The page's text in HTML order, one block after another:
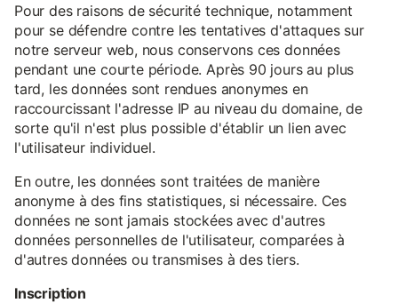
Pour des raisons de sécurité technique, notamment
pour se défendre contre les tentatives d'attaques sur
notre serveur web, nous conservons ces données
pendant une courte période. Après 90 jours au plus
tard, les données sont rendues anonymes en
raccourcissant l'adresse IP au niveau du domaine, de
sorte qu'il n'est plus possible d'établir un lien avec
l'utilisateur individuel.
En outre, les données sont traitées de manière
anonyme à des fins statistiques, si nécessaire. Ces
données ne sont jamais stockées avec d'autres
données personnelles de l'utilisateur, comparées à
d'autres données ou transmises à des tiers.
Inscription